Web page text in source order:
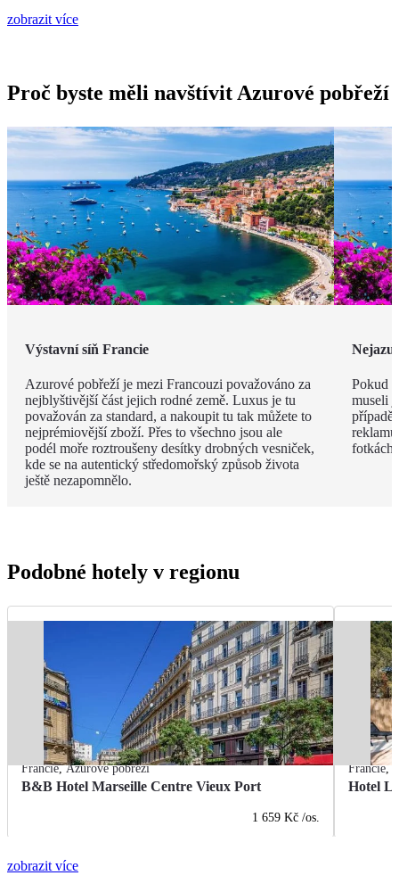
zobrazit více
Proč byste měli navštívit Azurové pobřeží
Výstavní síň Francie
Azurové pobřeží je mezi Francouzi považováno za
nejblyštivější část jejich rodné země. Luxus je tu
považován za standard, a nakoupit tu tak můžete to
nejprémiovější zboží. Přes to všechno jsou ale
podél moře roztroušeny desítky drobných vesniček,
kde se na autentický středomořský způsob života
ještě nezapomnělo.
Pokud
museli
případě
fotkách!
Podobné hotely v regionu
Francie,Azurové pobřeží
B&B Hotel Marseille Centre Vieux Port
1 659 Kč /os.
Francie,
Hotel
zobrazit více